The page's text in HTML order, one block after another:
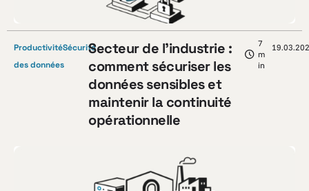
ProductivitéSécurité
des données
Secteur de l’industrie :
comment sécuriser les
données sensibles et
maintenir la continuité
opérationnelle
7
m
in